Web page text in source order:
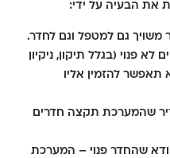
את הבעיה על ידי:
משויך גם למטפל וגם לחדר.
לא פנוי (בגלל תיקון, ניקיון
להזמין אליו
שהמערכת תקצה חדרים
שהחדר פנוי – המערכת